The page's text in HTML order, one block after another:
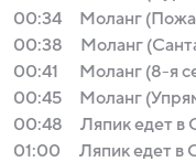
00:34
Моланг
00:38
Моланг
00:41
Моланг (8-я
00:45
Моланг
00:48
Ляпик едет в
01:00
Ляпик едет в